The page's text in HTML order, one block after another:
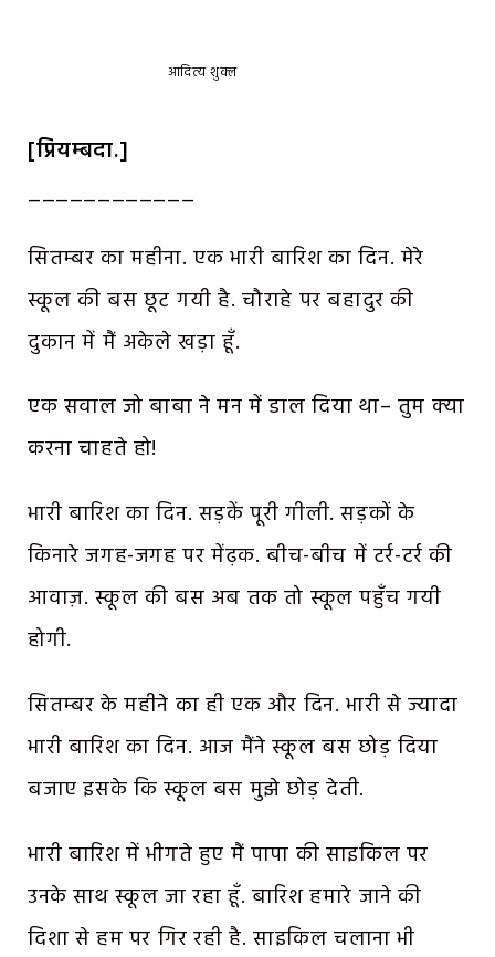
आदित्य शुक्ल
[प्रियम्बदा.]
____________
सितम्बर का महीना. एक भारी बारिश का दिन. मेरे
स्कूल की बस छूट गयी है. चौराहे पर बहादुर की
दुकान में मैं अकेले खड़ा हूँ.
एक सवाल जो बाबा ने मन में डाल दिया था– तुम क्या
करना चाहते हो!
भारी बारिश का दिन. सड़कें पूरी गीली. सड़कों के
किनारे जगह-जगह पर मेंढ़क. बीच-बीच में टर्र-टर्र की
आवाज़. स्कूल की बस अब तक तो स्कूल पहुँच गयी
होगी.
सितम्बर के महीने का ही एक और दिन. भारी से ज्यादा
भारी बारिश का दिन. आज मैंने स्कूल बस छोड़ दिया
बजाए इसके कि स्कूल बस मुझे छोड़ देती.
भारी बारिश में भीगते हुए मैं पापा की साइकिल पर
उनके साथ स्कूल जा रहा हूँ. बारिश हमारे जाने की
दिशा से हम पर गिर रही है. साइकिल चलाना भी